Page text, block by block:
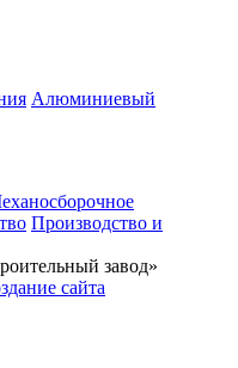
Алюминиевый
Производство и
завод»
сайта